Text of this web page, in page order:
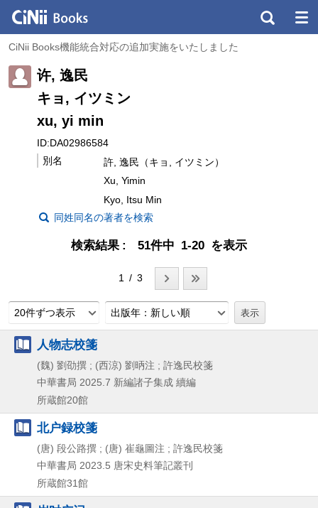
CiNii Books機能統合対応の追加実施をいたしました
许, 逸民
キョ, イツミン
xu, yi min
ID:DA02986584
別名
許, 逸民（キョ, イツミン）
Xu, Yimin
Kyo, Itsu Min
同姓同名の著者を検索
検索結果 51件中 1-20 を表示
1 / 3
20件ずつ表示 出版年：新しい順
人物志校箋
(魏) 劉劭撰 ; (西涼) 劉昞注 ; 許逸民校箋
中華書局 2025.7 新編諸子集成 續編
所蔵館20館
北户録校箋
(唐) 段公路撰 ; (唐) 崔龜圖注 ; 許逸民校箋
中華書局 2023.5 唐宋史料筆記叢刊
所蔵館31館